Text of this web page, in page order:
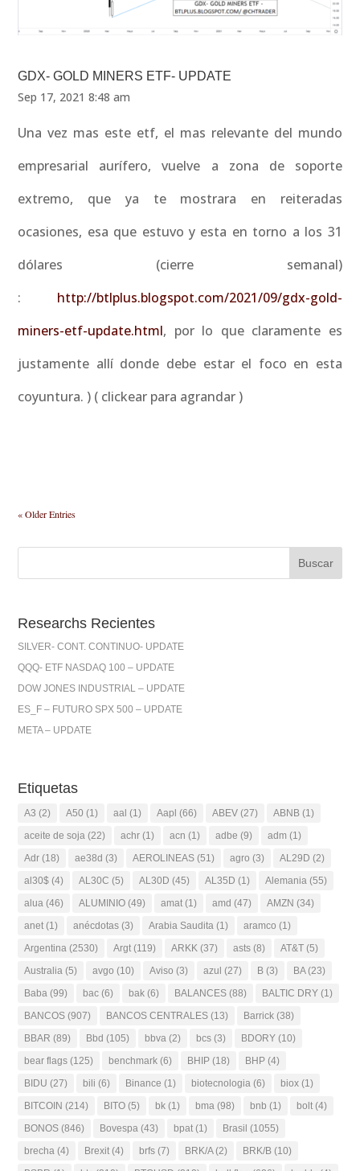
GDX- GOLD MINERS ETF- UPDATE
Sep 17, 2021 8:48 am
Una vez mas este etf, el mas relevante del mundo
empresarial aurífero, vuelve a zona de soporte
extremo, que ya te mostrara en reiteradas
ocasiones, esa que estuvo y esta en torno a los 31
dólares (cierre semanal)
: http://btlplus.blogspot.com/2021/09/gdx-gold-
miners-etf-update.html, por lo que claramente es
justamente allí donde debe estar el foco en esta
coyuntura. ) ( clickear para agrandar )
« Older Entries
Researchs Recientes
SILVER- CONT. CONTINUO- UPDATE
QQQ- ETF NASDAQ 100 – UPDATE
DOW JONES INDUSTRIAL – UPDATE
ES_F – FUTURO SPX 500 – UPDATE
META – UPDATE
Etiquetas
A3 (2) A50 (1) aal (1) Aapl (66) ABEV (27) ABNB (1)
aceite de soja (22) achr (1) acn (1) adbe (9) adm (1)
Adr (18) ae38d (3) AEROLINEAS (51) agro (3) AL29D (2)
al30$ (4) AL30C (5) AL30D (45) AL35D (1) Alemania (55)
alua (46) ALUMINIO (49) amat (1) amd (47) AMZN (34)
anet (1) anécdotas (3) Arabia Saudita (1) aramco (1)
Argentina (2530) Argt (119) ARKK (37) asts (8) AT&T (5)
Australia (5) avgo (10) Aviso (3) azul (27) B (3) BA(23)
Baba (99) bac (6) bak (6) BALANCES (88) BALTIC DRY (1)
BANCOS (907) BANCOS CENTRALES (13) Barrick (38)
BBAR (89) Bbd (105) bbva (2) bcs (3) BDORY (10)
bear flags (125) benchmark (6) BHIP (18) BHP (4)
BIDU (27) bili (6) Binance (1) biotecnologia (6) biox (1)
BITCOIN (214) BITO (5) bk (1) bma (98) bnb (1) bolt (4)
BONOS (846) Bovespa (43) bpat (1) Brasil (1055)
brecha (4) Brexit (4) brfs (7) BRK/A(2) BRK/B (10)